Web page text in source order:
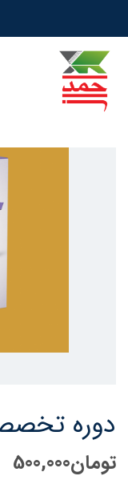
دوره
تومان500,000